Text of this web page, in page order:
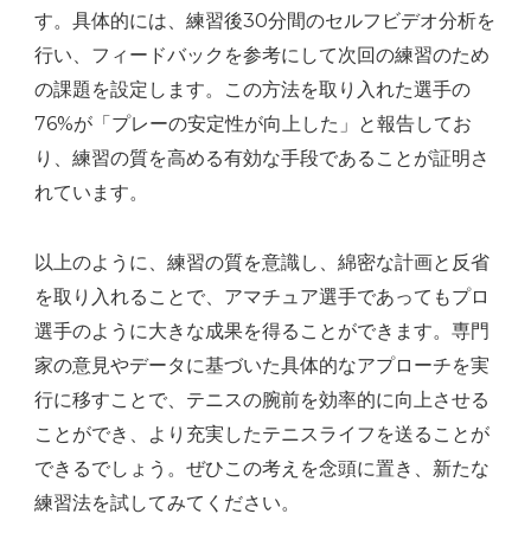
す。具体的には、練習後30分間のセルフビデオ分析を
行い、フィードバックを参考にして次回の練習のため
の課題を設定します。この方法を取り入れた選手の
76%が「プレーの安定性が向上した」と報告してお
り、練習の質を高める有効な手段であることが証明さ
れています。
以上のように、練習の質を意識し、綿密な計画と反省
を取り入れることで、アマチュア選手であってもプロ
選手のように大きな成果を得ることができます。専門
家の意見やデータに基づいた具体的なアプローチを実
行に移すことで、テニスの腕前を効率的に向上させる
ことができ、より充実したテニスライフを送ることが
できるでしょう。ぜひこの考えを念頭に置き、新たな
練習法を試してみてください。